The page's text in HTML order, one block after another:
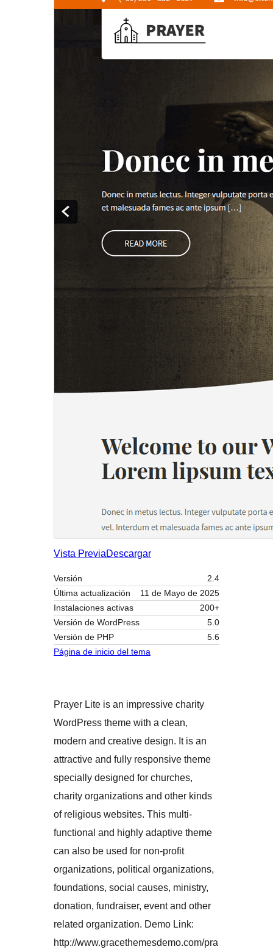
Vista PreviaDescargar
Versión
2.4
Última actualización
11 de Mayo de 2025
Instalaciones activas
200+
Versión de WordPress
5.0
Versión de PHP
5.6
Página de inicio del tema
Prayer Lite is an impressive charity
WordPress theme with a clean,
modern and creative design. It is an
attractive and fully responsive theme
specially designed for churches,
charity organizations and other kinds
of religious websites. This multi-
functional and highly adaptive theme
can also be used for non-profit
organizations, political organizations,
foundations, social causes, ministry,
donation, fundraiser, event and other
related organization. Demo Link:
http://www.gracethemesdemo.com/pra